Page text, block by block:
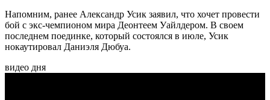
Напомним, ранее Александр Усик заявил, что хочет провести
бой с экс-чемпионом мира Деонтеем Уайлдером. В своем
последнем поединке, который состоялся в июле, Усик
нокаутировал Даниэля Дюбуа.
видео дня